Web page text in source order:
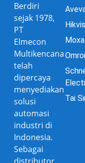
Berdiri
sejak 1978,
PT
Elmecon
Multikencana
telah
dipercaya
menyediakan
solusi
automasi
industri di
Indonesia.
Sebagai
Moxa
Tai